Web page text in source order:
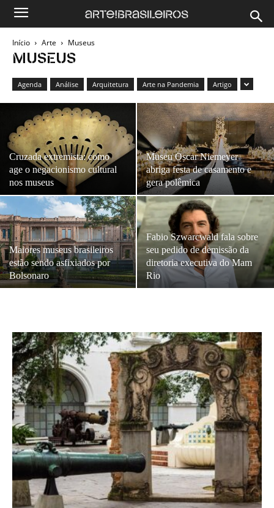
Início Arte Museus
MUSEUS
Agenda Análise Arquitetura Arte na Pandemia Artigo
Cruzada extremista: como
age o negacionismo cultural
nos museus
Museu Oscar Niemeyer
abriga festa de casamento e
gera polêmica
Maiores museus brasileiros
estão sendo asfixiados por
Bolsonaro
Fabio Szwarcwald fala sobre
seu pedido de demissão da
diretoria executiva do Mam
Rio